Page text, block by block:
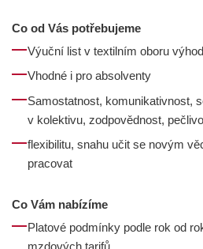
Co od Vás potřebujeme
Výuční list v textilním oboru
Vhodné i pro absolventy
Samostatnost, komunikativnost,
v kolektivu, zodpovědnost,
flexibilitu, snahu učit se novým
pracovat
Co Vám nabízíme
Platové podmínky podle rok od
mzdových tarifů